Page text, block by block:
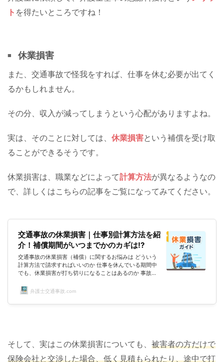
ト を得たいところですね！
休業損害
また、交通事故で怪我をすれば、仕事を休む必要が出てく
るかもしれません。
その分、収入が減ってしまうという心配がありますよね。
実は、そのことに対しては、 休業損害という補償を受け取
ることができるそうです。
休業損害は、職業などによって計算方法が異なるようなの
で、詳しくはこちらの記事をご覧になってみてください。
交通事故の休業損害｜仕事別計算方法を紹
介！補償期間がいつまでかのカギは!?
交通事故の休業損害（補償）に関するお悩みは どういう
計算方法で請求すればいいのか 仕事を休んでいる期間中
でも、休業損害が打ち切りになることはあるのか 事故の
のか 有給を使用して給料の減額がない場合には休業損害
は認められないのか 仕事を休んで、給料が入らないた
め、生活が苦しいのだが、休業損害はいつもらえるのかな
弁護士交通事故.com
そして、実はこの休業損害についても、 被害者の方だけで
保険会社と交渉した場合、低く見積もられたり、途中で打